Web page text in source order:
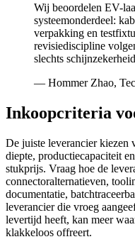
Wij beoordelen EV-
systeemonderdeel:
verpakking en
revisiediscipline
slechts
— Hommer Zhao,
Inkoopcriteria
De juiste leverancier kiezen
diepte, productiecapaciteit
stukprijs. Vraag hoe de
connectoralternatieven,
documentatie,
leverancier die vroeg
levertijd heeft, kan meer
klakkeloos offreert.